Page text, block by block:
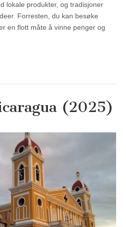
lokale produkter, og tradisjoner
Forresten, du kan besøke
en flott måte å vinne penger og
(2025)